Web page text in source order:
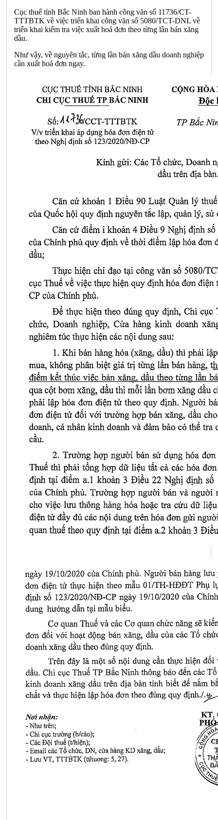
Cục thuế tỉnh Bắc Ninh ban hành công văn số 11736/CT-
TTTBTK về việc triển khai công văn số 5080/TCT-DNL về
triển khai kiểm tra việc xuất hoá đơn theo từng lần bán xăng
dầu.
Như vậy, về nguyên tắc, từng lần bán xăng dầu doanh nghiệp
cần xuất hoá đơn ngay.